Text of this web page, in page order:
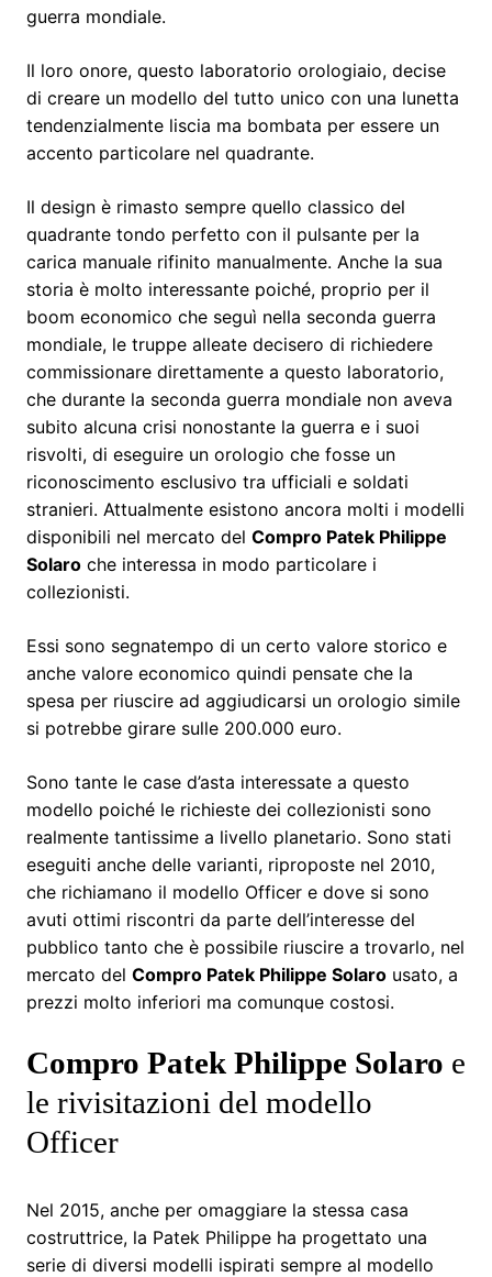
guerra mondiale.
Il loro onore, questo laboratorio orologiaio, decise
di creare un modello del tutto unico con una lunetta
tendenzialmente liscia ma bombata per essere un
accento particolare nel quadrante.
Il design è rimasto sempre quello classico del
quadrante tondo perfetto con il pulsante per la
carica manuale rifinito manualmente. Anche la sua
storia è molto interessante poiché, proprio per il
boom economico che seguì nella seconda guerra
mondiale, le truppe alleate decisero di richiedere
commissionare direttamente a questo laboratorio,
che durante la seconda guerra mondiale non aveva
subito alcuna crisi nonostante la guerra e i suoi
risvolti, di eseguire un orologio che fosse un
riconoscimento esclusivo tra ufficiali e soldati
stranieri. Attualmente esistono ancora molti i modelli
disponibili nel mercato del Compro Patek Philippe
Solaro che interessa in modo particolare i
collezionisti.
Essi sono segnatempo di un certo valore storico e
anche valore economico quindi pensate che la
spesa per riuscire ad aggiudicarsi un orologio simile
si potrebbe girare sulle 200.000 euro.
Sono tante le case d’asta interessate a questo
modello poiché le richieste dei collezionisti sono
realmente tantissime a livello planetario. Sono stati
eseguiti anche delle varianti, riproposte nel 2010,
che richiamano il modello Officer e dove si sono
avuti ottimi riscontri da parte dell’interesse del
pubblico tanto che è possibile riuscire a trovarlo, nel
mercato del Compro Patek Philippe Solaro usato, a
prezzi molto inferiori ma comunque costosi.
Compro Patek Philippe Solaro e
le rivisitazioni del modello
Officer
Nel 2015, anche per omaggiare la stessa casa
costruttrice, la Patek Philippe ha progettato una
serie di diversi modelli ispirati sempre al modello